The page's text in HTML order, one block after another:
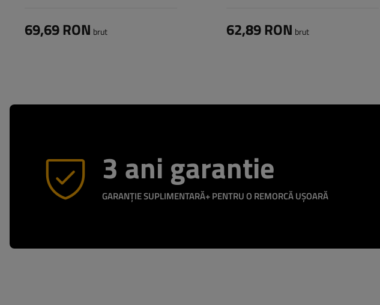
69,69 RON brut 62,89 RON brut
3 ani garantie
GARANȚIE SUPLIMENTARĂ+ PENTRU O REMORCĂ UȘOARĂ